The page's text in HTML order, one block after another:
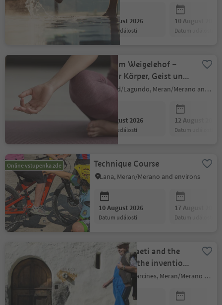
10 August 2026
datum události
10 August 2026
datum události
Yoga am Weigelehof –
Zeit für Körper, Geist und
Seele
Algund/Lagundo, Meran/Merano and environs
10 August 2026
datum události
12 August 2026
datum události
Online vstupenka zde Technique Course
Lana, Meran/Merano and environs
10 August 2026
datum události
17 August 2026
datum události
From the Raeti and the
Romans to the invention
of the typewriter
Partschins/Parcines, Meran/Merano and environs